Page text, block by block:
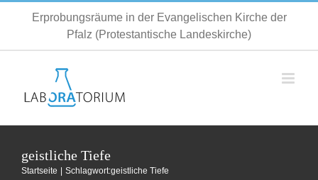
springen
Erprobungsräume in der Evangelischen Kirche der
Pfalz (Protestantische Landeskirche)
geistliche Tiefe
Startseite Schlagwort:geistliche Tiefe
Das war das Gründergeist Gipfeltreffen